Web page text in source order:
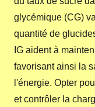
glycémique (CG)
quantité de
IG aident à
favorisant ainsi la
l'énergie. Opter
et contrôler la